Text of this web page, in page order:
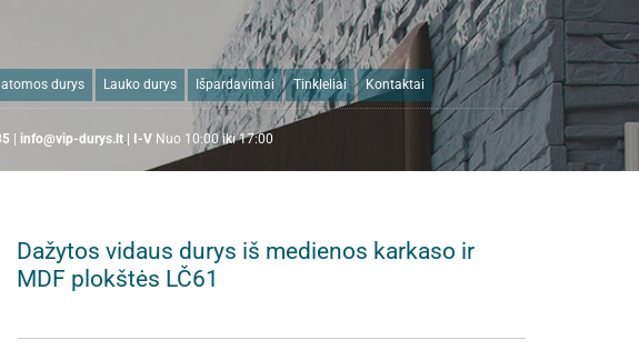
durys Lauko durys Išpardavimai Tinkleliai Kontaktai
info@vip-durys.lt. | I-V N uo 10:00 iki 17:00
Dažytos vidaus durys iš medienos karkaso ir
MDF plokštės LČ61